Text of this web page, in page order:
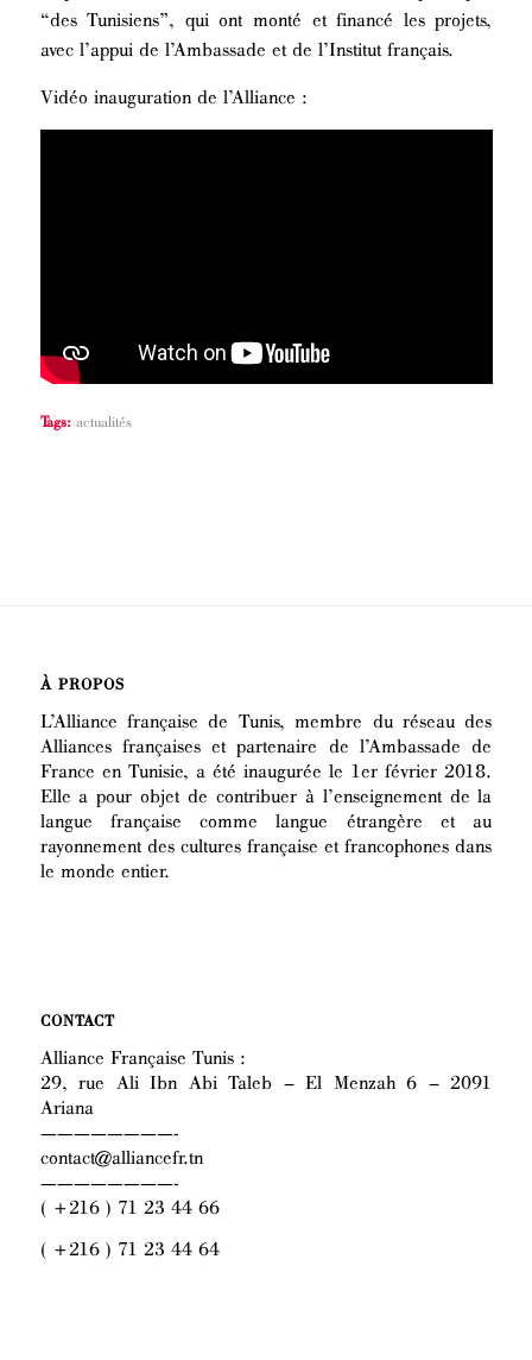
“des Tunisiens”, qui ont monté et financé les projets,
avec l’appui de l’Ambassade et de l’Institut français.
Vidéo inauguration de l’Alliance :
Tags: actualités
À PROPOS
L’Alliance française de Tunis, membre du réseau des
Alliances françaises et partenaire de l’Ambassade de
France en Tunisie, a été inaugurée le 1er février 2018.
Elle a pour objet de contribuer à l’enseignement de la
langue française comme langue étrangère et au
rayonnement des cultures française et francophones dans
le monde entier.
CONTACT
Alliance Française Tunis :
29, rue Ali Ibn Abi Taleb – El Menzah 6 – 2091
Ariana
————————-
contact@alliancefr.tn
————————-
( +216 ) 71 23 44 66
( +216 ) 71 23 44 64